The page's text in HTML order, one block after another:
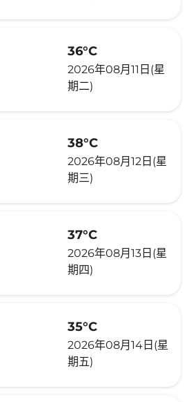
36°C
2026年08月11日(星
期二)
38°C
2026年08月12日(星
期三)
37°C
2026年08月13日(星
期四)
35°C
2026年08月14日(星
期五)